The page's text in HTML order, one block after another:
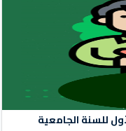
للسنة الجامعية